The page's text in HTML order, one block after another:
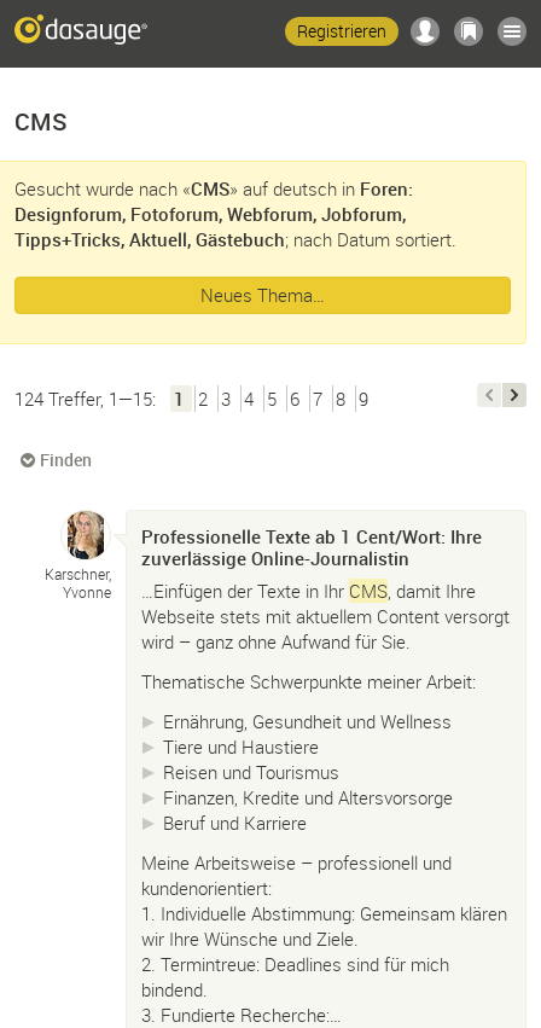
Registrieren
CMS
Gesucht wurde nach «CMS» auf deutsch in Foren:
Designforum, Fotoforum, Webforum, Jobforum,
Tipps+Tricks, Aktuell, Gästebuch; nach Datum sortiert.
Neues Thema…
124 Treffer, 1—15: 1 2 3 4 5 6 7 8 9
Finden
Karschner,
Yvonne
Professionelle Texte ab 1 Cent/Wort: Ihre
zuverlässige Online-Journalistin
…Einfügen der Texte in Ihr CMS , damit Ihre
Webseite stets mit aktuellem Content versorgt
wird – ganz ohne Aufwand für Sie.
Thematische Schwerpunkte meiner Arbeit:
Ernährung, Gesundheit und Wellness
Tiere und Haustiere
Reisen und Tourismus
Finanzen, Kredite und Altersvorsorge
Beruf und Karriere
Meine Arbeitsweise – professionell und
kundenorientiert:
1. Individuelle Abstimmung: Gemeinsam klären
wir Ihre Wünsche und Ziele.
2. Termintreue: Deadlines sind für mich
bindend.
3. Fundierte Recherche:…